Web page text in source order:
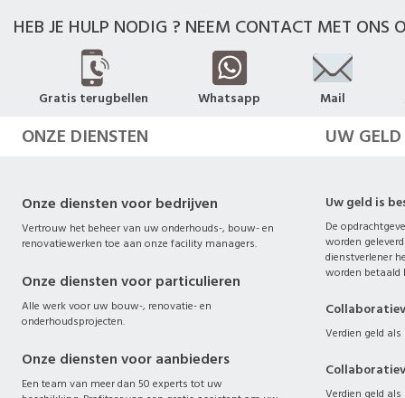
HEB JE HULP NODIG ? NEEM CONTACT MET ONS
Gratis terugbellen Whatsapp Mail
ONZE DIENSTEN
Onze diensten voor bedrijven
Vertrouw het beheer van uw onderhouds-, bouw- en
renovatiewerken toe aan onze facility managers.
Onze diensten voor particulieren
Alle werk voor uw bouw-, renovatie- en
onderhoudsprojecten.
Onze diensten voor aanbieders
Een team van meer dan 50 experts tot uw
UW GELD
Uw geld is
De
worden
dienstverlener
worden betaald
Verdien geld als
Verdien geld